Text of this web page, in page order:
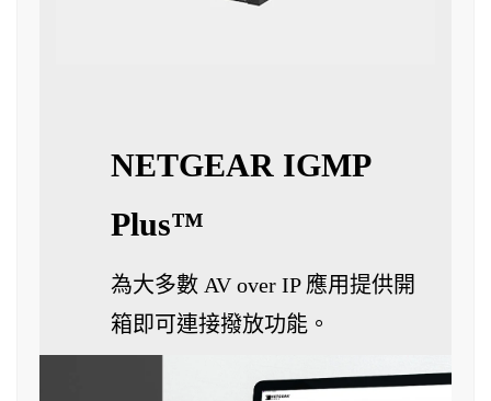
NETGEAR IGMP
Plus™
為大多數 AV over IP 應用提供開
箱即可連接撥放功能。